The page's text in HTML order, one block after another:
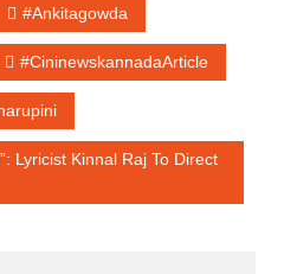
#ankitagowda
#cininewskannadaArticle
Lyricist Kinnal Raj To Direct